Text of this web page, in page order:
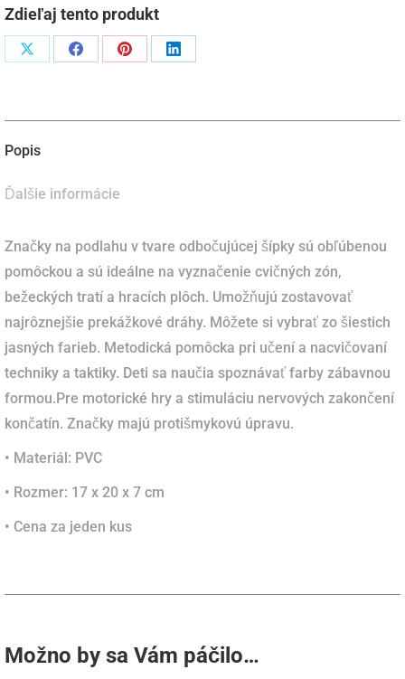
Zdieľaj tento produkt
Podiel Podiel Podiel Podiel
Popis
Ďalšie informácie
Značky na podlahu v tvare odbočujúcej šípky sú obľúbenou
pomôckou a sú ideálne na vyznačenie cvičných zón,
bežeckých tratí a hracích plôch. Umožňujú zostavovať
najrôznejšie prekážkové dráhy. Môžete si vybrať zo šiestich
jasných farieb. Metodická pomôcka pri učení a nacvičovaní
techniky a taktiky. Deti sa naučia spoznávať farby zábavnou
formou.Pre motorické hry a stimuláciu nervových zakončení
končatín. Značky majú protišmykovú úpravu.
• Materiál: PVC
• Rozmer: 17 x 20 x 7 cm
• Cena za jeden kus
Možno by sa Vám páčilo…